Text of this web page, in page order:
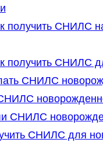
получить СНИЛС
получить СНИЛС
СНИЛС
СНИЛС
СНИЛС для